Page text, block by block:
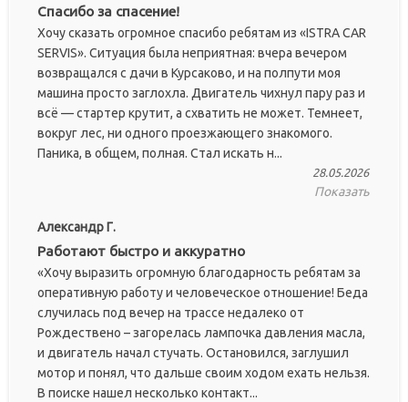
Спасибо за спасение!
Хочу сказать огромное спасибо ребятам из «ISTRA CAR
SERVIS». Ситуация была неприятная: вчера вечером
возвращался с дачи в Курсаково, и на полпути моя
машина просто заглохла. Двигатель чихнул пару раз и
всё — стартер крутит, а схватить не может. Темнеет,
вокруг лес, ни одного проезжающего знакомого.
Паника, в общем, полная. Стал искать н...
28.05.2026
Показать
Александр Г.
Работают быстро и аккуратно
«Хочу выразить огромную благодарность ребятам за
оперативную работу и человеческое отношение! Беда
случилась под вечер на трассе недалеко от
Рождествено – загорелась лампочка давления масла,
и двигатель начал стучать. Остановился, заглушил
мотор и понял, что дальше своим ходом ехать нельзя.
В поиске нашел несколько контакт...